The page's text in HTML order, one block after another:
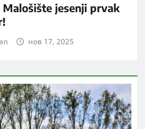
Malošište jesenji prvak
нов 17, 2025